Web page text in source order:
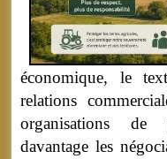
économique, le
relations
organisations de
davantage les